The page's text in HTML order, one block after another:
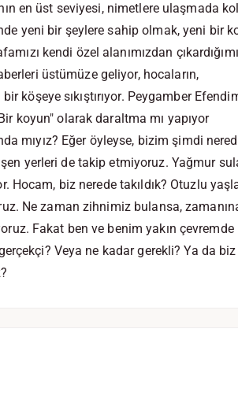
en üst seviyesi, nimetlere ulaşmada
yeni bir şeylere sahip olmak, yeni bir
kendi özel alanımızdan
üstümüze geliyor, hocaların,
köşeye sıkıştırıyor. Peygamber
koyun" olarak daraltma mı yapıyor
mıyız? Eğer öyleyse, bizim şimdi
yerleri de takip etmiyoruz. Yağmur
biz nerede takıldık? Otuzlu
Ne zaman zihnimiz bulansa,
Fakat ben ve benim yakın çevremde
Veya ne kadar gerekli? Ya da biz